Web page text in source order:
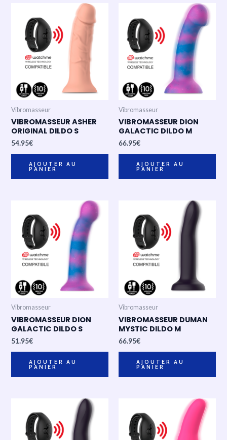
Vibromasseur
VIBROMASSEUR ASHER
ORIGINAL DILDO S
54.95€
AJOUTER AU
PANIER
Vibromasseur
VIBROMASSEUR DION
GALACTIC DILDO M
66.95€
AJOUTER AU
PANIER
Vibromasseur
VIBROMASSEUR DION
GALACTIC DILDO S
51.95€
AJOUTER AU
PANIER
Vibromasseur
VIBROMASSEUR DUMAN
MYSTIC DILDO M
66.95€
AJOUTER AU
PANIER